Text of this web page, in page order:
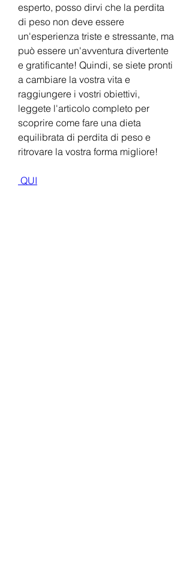
esperto, posso dirvi che la perdita
di peso non deve essere
un'esperienza triste e stressante, ma
può essere un'avventura divertente
e gratificante! Quindi, se siete pronti
a cambiare la vostra vita e
raggiungere i vostri obiettivi,
leggete l'articolo completo per
scoprire come fare una dieta
equilibrata di perdita di peso e
ritrovare la vostra forma migliore!
QUI